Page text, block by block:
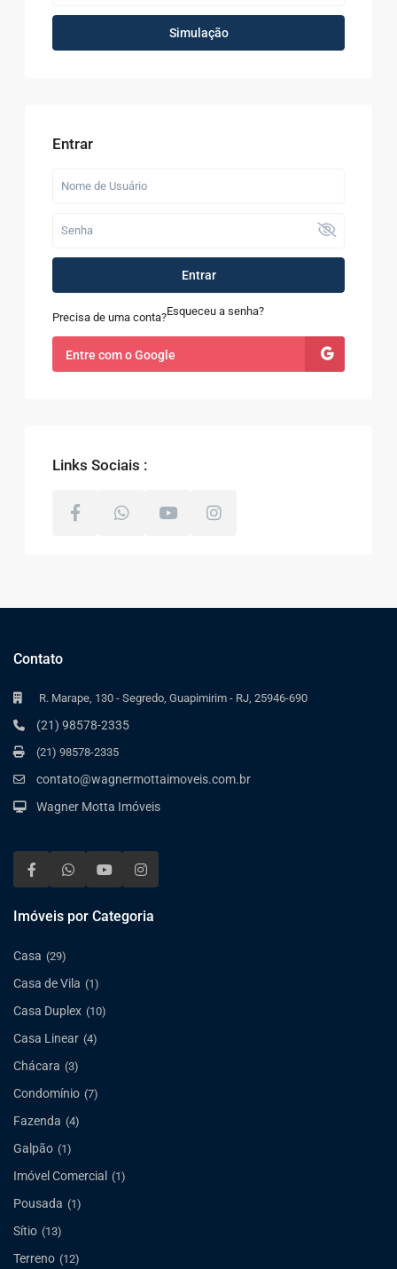
Simulação
Entrar
Entrar
Precisa de uma conta?Esqueceu a senha?
Entre com o Google
Links Sociais :
Contato
R. Marape, 130 - Segredo, Guapimirim - RJ, 25946-690
(21) 98578-2335
(21) 98578-2335
contato@wagnermottaimoveis.com.br
Wagner Motta Imóveis
Imóveis por Categoria
Casa (29)
Casa de Vila (1)
Casa Duplex (10)
Casa Linear (4)
Chácara (3)
Condomínio (7)
Fazenda (4)
Galpão (1)
Imóvel Comercial (1)
Pousada (1)
Sítio (13)
Terreno (12)